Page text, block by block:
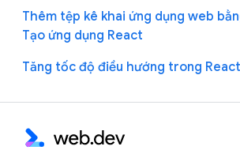
Thêm tệp kê khai ứng dụng web
Tạo ứng dụng React
Tăng tốc độ điều hướng trong